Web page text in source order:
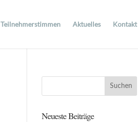
Teilnehmerstimmen Aktuelles Kontakt
Neueste Beiträge